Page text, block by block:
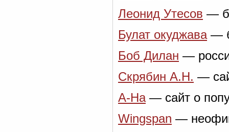
Леонид Утесов —
Булат окуджава—
Боб Дилан —
Скрябин А.Н. —
A-Ha— сайт о
Wingspan —